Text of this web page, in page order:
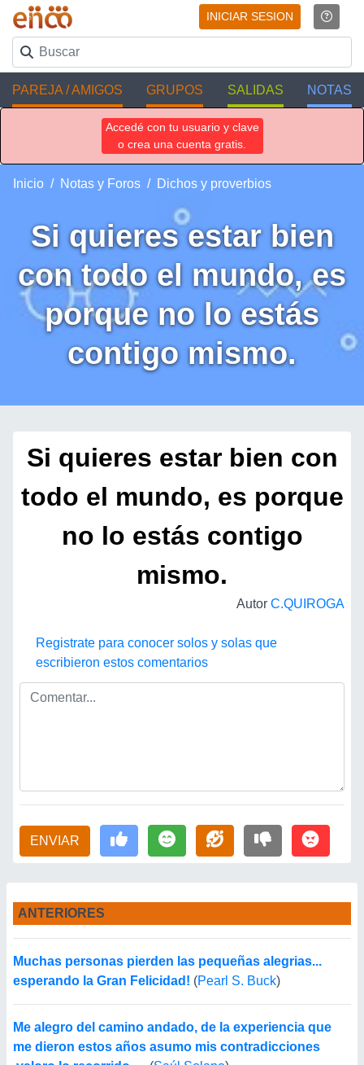
INICIAR SESION
PAREJA / AMIGOS GRUPOS SALIDAS NOTAS
Accedé con tu usuario y clave
o crea una cuenta gratis.
Inicio Notas y Foros Dichos y proverbios
Si quieres estar bien
con todo el mundo, es
porque no lo estás
contigo mismo.
Si quieres estar bien con
todo el mundo, es porque
no lo estás contigo
mismo.
Autor C.QUIROGA
Registrate para conocer solos y solas que
escribieron estos comentarios
ENVIAR
ANTERIORES
Muchas personas pierden las pequeñas alegrias...
esperando la Gran Felicidad! (Pearl S. Buck)
Me alegro del camino andado, de la experiencia que
me dieron estos años asumo mis contradicciones